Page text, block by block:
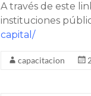
A través de este
instituciones
capital/
capacitacion